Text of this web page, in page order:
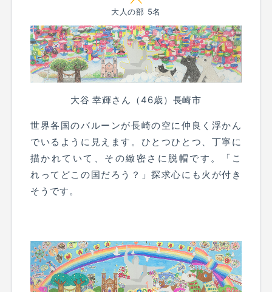
大人の部 5名
大谷 幸輝さん（46歳）長崎市
世界各国のバルーンが長崎の空に仲良く浮かん
でいるように見えます。ひとつひとつ、丁寧に
描かれていて、その緻密さに脱帽です。「こ
れってどこの国だろう？」探求心にも火が付き
そうです。